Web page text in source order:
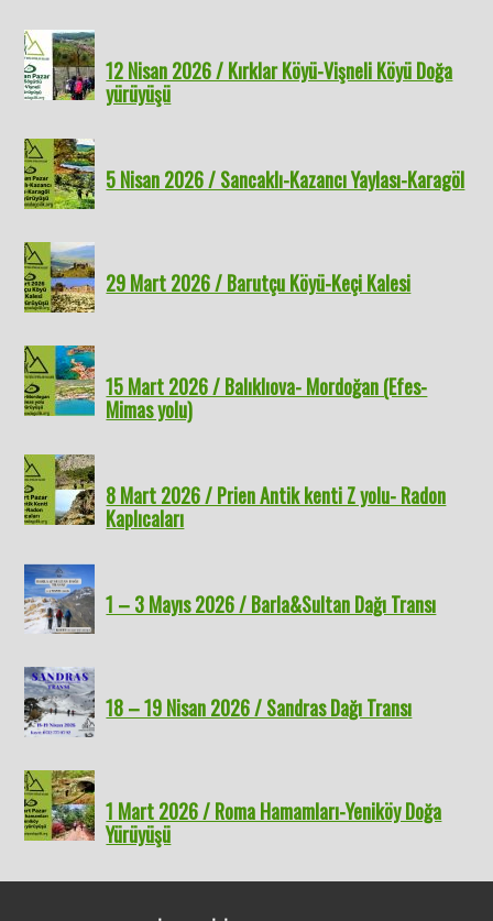
12 Nisan 2026 / Kırklar Köyü-Vişneli Köyü Doğa
yürüyüşü
5 Nisan 2026 / Sancaklı-Kazancı Yaylası-Karagöl
29 Mart 2026 / Barutçu Köyü-Keçi Kalesi
15 Mart 2026 / Balıklıova- Mordoğan (Efes-
Mimas yolu)
8 Mart 2026 / Prien Antik kenti Z yolu- Radon
Kaplıcaları
1 – 3 Mayıs 2026 / Barla&Sultan Dağı Transı
18 – 19 Nisan 2026 / Sandras Dağı Transı
1 Mart 2026 / Roma Hamamları-Yeniköy Doğa
Yürüyüşü